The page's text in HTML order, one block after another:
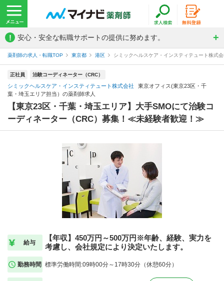
! 安心・安全な転職サポートの提供に努めます。
薬剤師の求人・転職TOP 東京都 港区 シミックヘルスケア・インスティテュート株式
正社員 治験コーディネーター（CRC）
シミックヘルスケア・インスティテュート株式会社
東京オフィス(東京23区・千
葉・埼玉エリア担当）の薬剤師求人
【東京23区・千葉・埼玉エリア】大手SMOにて治験コ
ーディネーター（CRC）募集！≪未経験者歓迎！≫
給与
【年収】450万円～500万円※年齢、経験、実力を
考慮し、会社規定により決定いたします。
勤務時間 標準労働時間:09時00分～17時30分（休憩60分）